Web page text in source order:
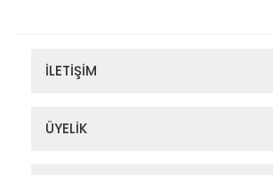
İLETİŞİM
ÜYELİK